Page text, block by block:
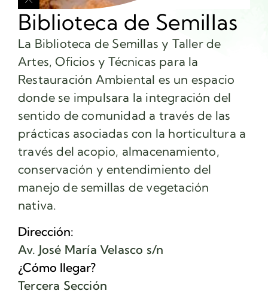
Biblioteca de Semillas
La Biblioteca de Semillas y Taller de
Artes, Oficios y Técnicas para la
Restauración Ambiental es un espacio
donde se impulsara la integración del
sentido de comunidad a través de las
prácticas asociadas con la horticultura a
través del acopio, almacenamiento,
conservación y entendimiento del
manejo de semillas de vegetación
nativa.
Dirección:
Av. José María Velasco s/n
¿Cómo llegar?
Tercera Sección